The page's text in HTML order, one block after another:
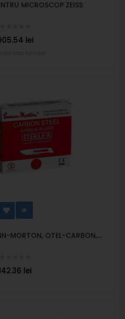
MICROSCOP ZEISS
lei
MORTON, OTEL-CARBON,...
lei